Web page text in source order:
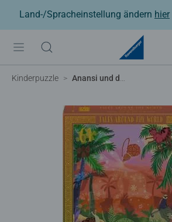
Land-/Spracheinstellung ändern hier
Kinderpuzzle Anansi und der Topf der Weisheit